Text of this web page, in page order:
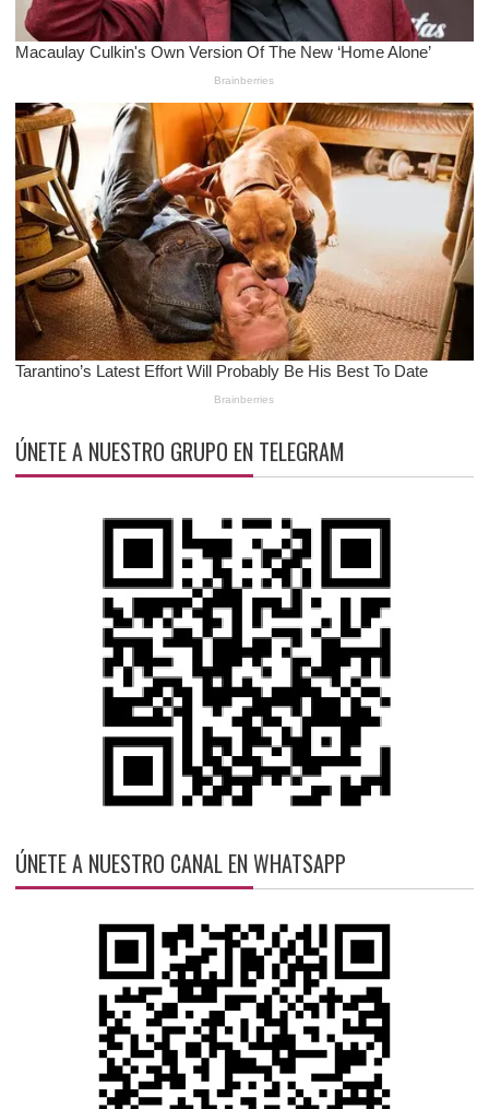
ÚNETE A NUESTRO GRUPO EN TELEGRAM
ÚNETE A NUESTRO CANAL EN WHATSAPP